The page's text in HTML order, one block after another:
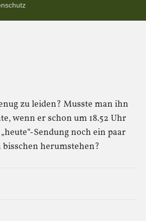
zu leiden? Musste man ihn
wenn er schon um 18.52 Uhr
Sendung noch ein paar
herumstehen?